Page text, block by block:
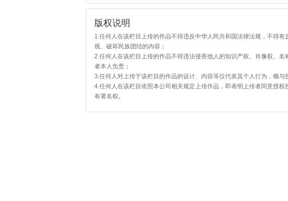
版权说明
1.任何人在该栏目上传的作品不得违反中华人民共和国法律法规，不得
视、破坏民族团结的内容；
2.任何人在该栏目上传的作品不得违法侵害他人的知识产权、肖像权、
者本人负责；
3.任何人对上传于该栏目的作品的设计、内容等仅代表其个人行为，概与
4.任何人在该栏目依照本公司相关规定上传作品，即表明上传者同意授
有署名权。